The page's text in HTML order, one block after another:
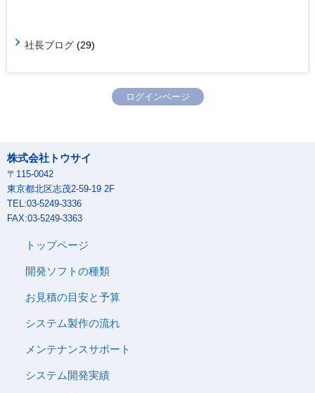
社長ブログ (29)
ログインページ
株式会社トウサイ
〒115-0042
東京都北区志茂2-59-19 2F
TEL:03-5249-3336
FAX:03-5249-3363
トップページ
開発ソフトの種類
お見積の目安と予算
システム製作の流れ
メンテナンスサポート
システム開発実績